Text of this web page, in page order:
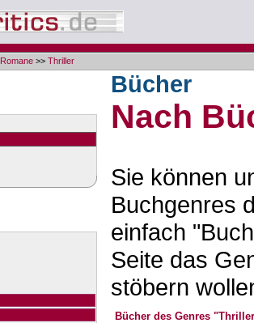
Romane >> Thriller
Bücher
Nach
Sie können
Buchgenres
einfach
Seite das
stöbern
Bücher des Genres